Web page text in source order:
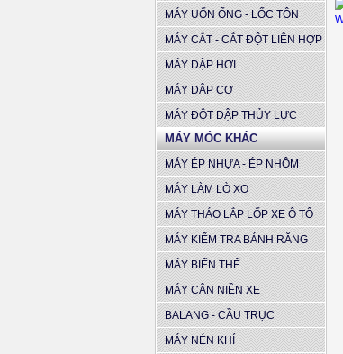
MÁY UỐN ỐNG - LỐC TÔN
MÁY CẮT - CẮT ĐỘT LIÊN HỢP
MÁY DẬP HƠI
MÁY DẬP CƠ
MÁY ĐỘT DẬP THỦY LỰC
MÁY MÓC KHÁC
MÁY ÉP NHỰA - ÉP NHÔM
MÁY LÀM LÒ XO
MÁY THÁO LẮP LỐP XE Ô TÔ
MÁY KIỂM TRA BÁNH RĂNG
MÁY BIẾN THẾ
MÁY CÂN NIỀN XE
BALANG - CẦU TRỤC
MÁY NÉN KHÍ